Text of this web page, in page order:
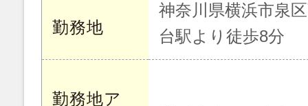
勤務地
神奈川県横浜市泉
台駅より徒歩8分
勤務地ア